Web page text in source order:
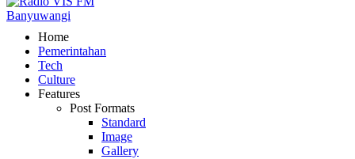
Home
Pemerintahan
Tech
Culture
Features
Post Formats
Standard
Image
Gallery